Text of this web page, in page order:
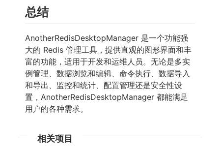
总结
AnotherRedisDesktopManager 是一个功能强
大的 Redis 管理工具，提供直观的图形界面和丰
富的功能，适用于开发和运维人员。无论是多实
例管理、数据浏览和编辑、命令执行、数据导入
和导出、监控和统计、配置管理还是安全性设
置，AnotherRedisDesktopManager 都能满足
用户的各种需求。
相关项目